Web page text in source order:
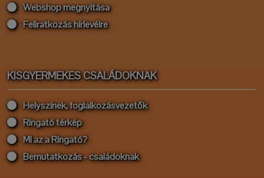
Webshop megnyitása
Feliratkozás hírlevélre
KISGYERMEKES CSALÁDOKNAK
Helyszínek, foglalkozásvezetők
Ringató térkép
Mi az a Ringató?
Bemutatkozás - családoknak